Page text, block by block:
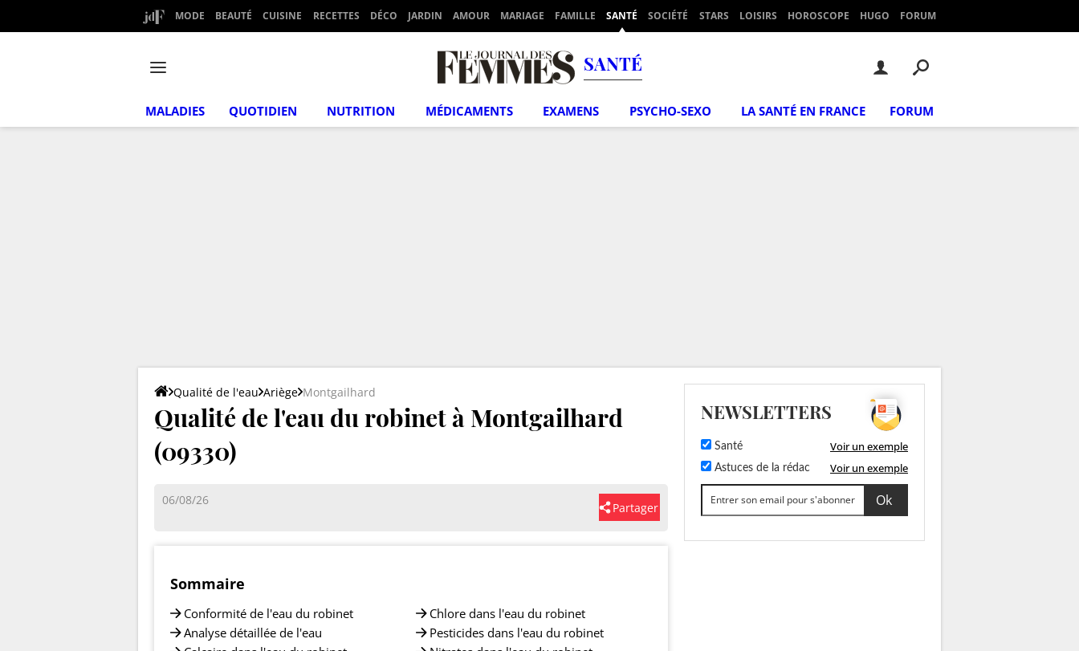
MODE BEAUTÉ CUISINE RECETTES DÉCO JARDIN AMOUR MARIAGE FAMILLE SANTÉ SOCIÉTÉ STARS LOISIRS HOROSCOPE HUGO FORUM
SANTÉ
MALADIES QUOTIDIEN NUTRITION MÉDICAMENTS EXAMENS PSYCHO-SEXO LA SANTÉ EN FRANCE FORUM
Qualité de l'eau Ariège Montgailhard
Qualité de l'eau du robinet à Montgailhard
(09330)
06/08/26
Partager
Sommaire
Conformité de l'eau du robinet
Analyse détaillée de l'eau
Chlore dans l'eau du robinet
Pesticides dans l'eau du robinet
NEWSLETTERS
Santé Voir un exemple
Astuces de la rédac Voir un exemple